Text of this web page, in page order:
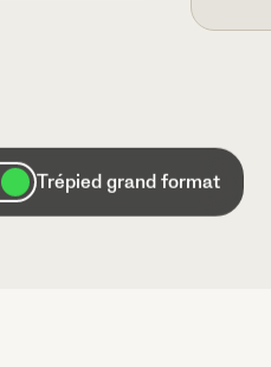
Trépied grand format